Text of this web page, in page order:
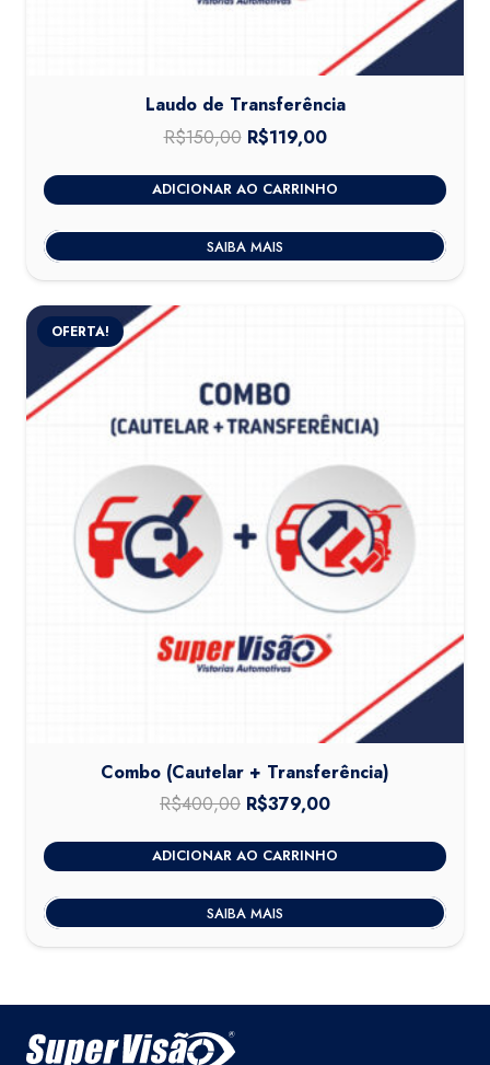
Laudo de Transferência
R$150,00 O
original
era:
R$150,00.
R$119,00O
atual
é:
R$119,00.
ADICIONAR AO CARRINHO
SAIBA MAIS
OFERTA!
Combo (Cautelar + Transferência)
R$400,00 O
original
era:
R$400,00.
R$379,00
atual
é:
R$379,00.
ADICIONAR AO CARRINHO
SAIBA MAIS